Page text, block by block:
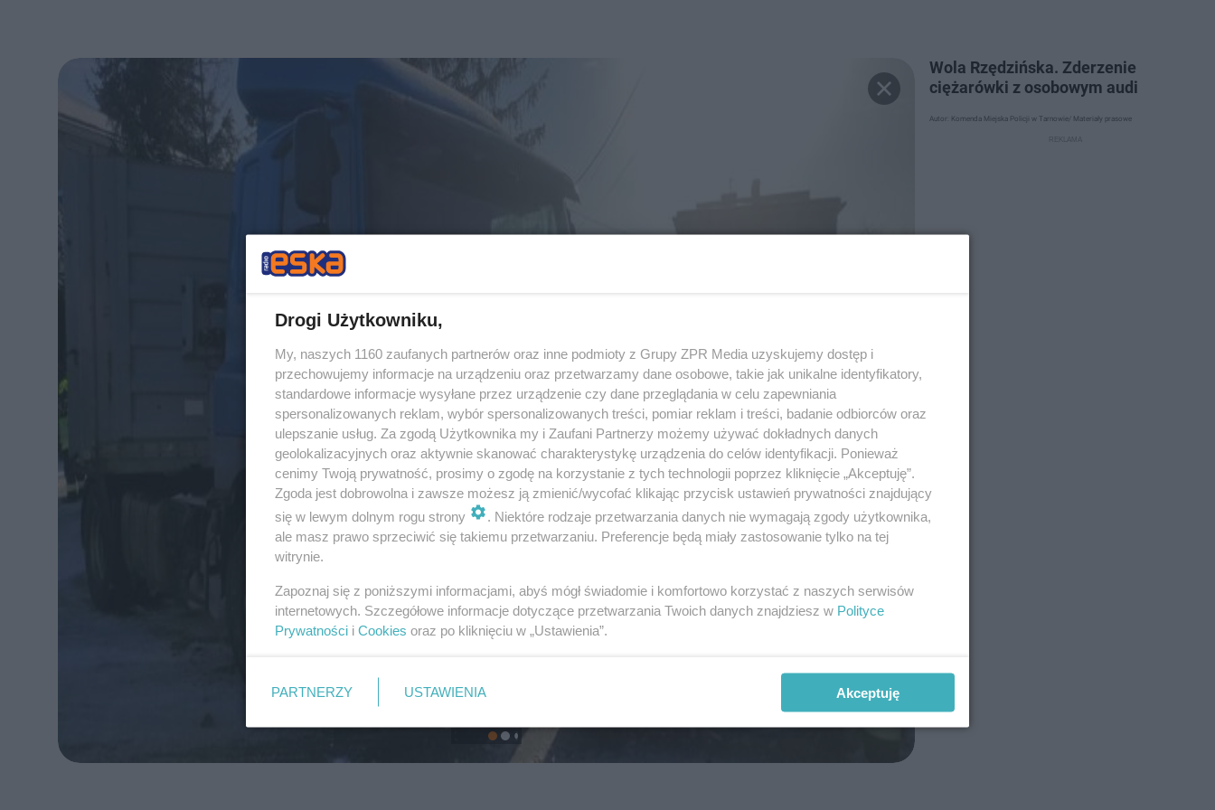
Wola Rzędzińska. Zderzenie
ciężarówki z osobowym audi
Autor: Komenda Miejska Policji w Tarnowie/ Materiały prasowe
Drogi Użytkowniku,
My, naszych 1160 zaufanych partnerów oraz inne podmioty z Grupy ZPR Media uzyskujemy dostęp i
przechowujemy informacje na urządzeniu oraz przetwarzamy dane osobowe, takie jak unikalne identyfikatory,
standardowe informacje wysyłane przez urządzenie czy dane przeglądania w celu zapewniania
spersonalizowanych reklam, wybór spersonalizowanych treści, pomiar reklam i treści, badanie odbiorców oraz
ulepszanie usług. Za zgodą Użytkownika my i Zaufani Partnerzy możemy używać dokładnych danych
geolokalizacyjnych oraz aktywnie skanować charakterystykę urządzenia do celów identyfikacji. Ponieważ
cenimy Twoją prywatność, prosimy o zgodę na korzystanie z tych technologii poprzez kliknięcie „Akceptuję”.
Zgoda jest dobrowolna i zawsze możesz ją zmienić/wycofać klikając przycisk ustawień prywatności znajdujący
się w lewym dolnym rogu strony
. Niektóre rodzaje przetwarzania danych nie wymagają zgody użytkownika,
ale masz prawo sprzeciwić się takiemu przetwarzaniu. Preferencje będą miały zastosowanie tylko na tej
witrynie.
Zapoznaj się z poniższymi informacjami, abyś mógł świadomie i komfortowo korzystać z naszych serwisów
internetowych. Szczegółowe informacje dotyczące przetwarzania Twoich danych znajdziesz w Polityce
Prywatności i Cookies oraz po kliknięciu w „Ustawienia”.
PARTNERZY USTAWIENIA Akceptuję